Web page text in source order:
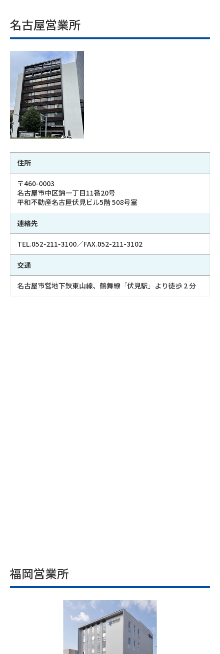
名古屋営業所
住所
〒460-0003
名古屋市中区錦一丁目11番20号
平和不動産名古屋伏見ビル5階 508号室
連絡先
TEL.052-211-3100／FAX.052-211-3102
交通
名古屋市営地下鉄東山線、鶴舞線「伏見駅」より徒歩 2 分
福岡営業所